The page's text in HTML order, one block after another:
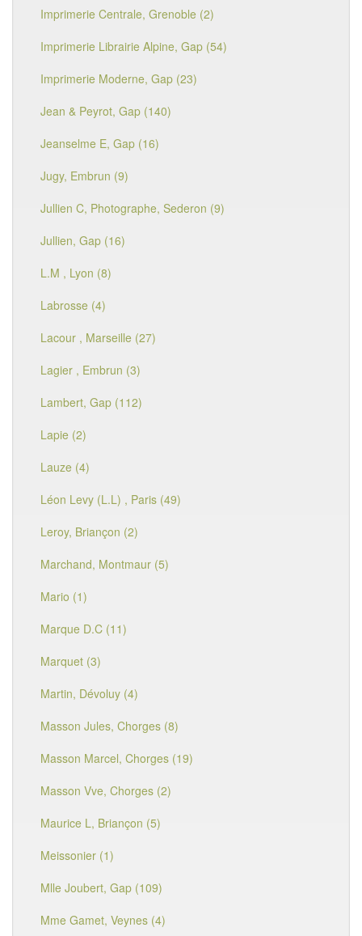
Imprimerie Centrale, Grenoble (2)
Imprimerie Librairie Alpine, Gap (54)
Imprimerie Moderne, Gap (23)
Jean & Peyrot, Gap (140)
Jeanselme E, Gap (16)
Jugy, Embrun (9)
Jullien C, Photographe, Sederon (9)
Jullien, Gap (16)
L.M , Lyon (8)
Labrosse (4)
Lacour , Marseille (27)
Lagier , Embrun (3)
Lambert, Gap (112)
Lapie (2)
Lauze (4)
Léon Levy (L.L) , Paris (49)
Leroy, Briançon (2)
Marchand, Montmaur (5)
Mario (1)
Marque D.C (11)
Marquet (3)
Martin, Dévoluy (4)
Masson Jules, Chorges (8)
Masson Marcel, Chorges (19)
Masson Vve, Chorges (2)
Maurice L, Briançon (5)
Meissonier (1)
Mlle Joubert, Gap (109)
Mme Gamet, Veynes (4)